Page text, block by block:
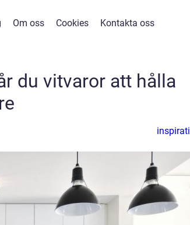
Om oss Cookies Kontakta oss
du vitvaror att hålla